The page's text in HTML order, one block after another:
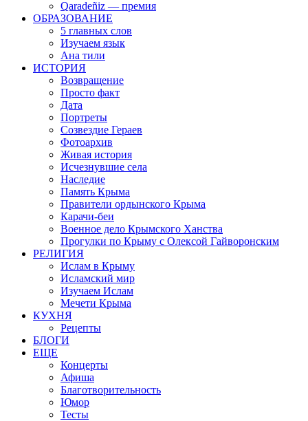
Qaradeñiz — премия
ОБРАЗОВАНИЕ
5 главных слов
Изучаем язык
Ана тили
ИСТОРИЯ
Возвращение
Просто факт
Дата
Портреты
Созвездие Гераев
Фотоархив
Живая история
Исчезнувшие села
Наследие
Память Крыма
Правители ордынского Крыма
Карачи-беи
Военное дело Крымского Ханства
Прогулки по Крыму с Олексой Гайворонским
РЕЛИГИЯ
Ислам в Крыму
Исламский мир
Изучаем Ислам
Мечети Крыма
КУХНЯ
Рецепты
БЛОГИ
ЕЩЕ
Концерты
Афиша
Благотворительность
Юмор
Тесты